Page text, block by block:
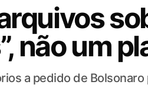
não um
a pedido de